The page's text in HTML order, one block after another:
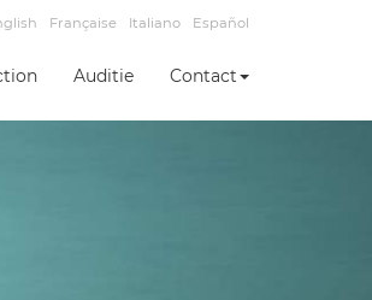
Française Italiano Español
Auditie Contact